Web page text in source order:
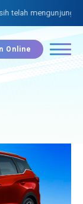
mengunjungi
Online